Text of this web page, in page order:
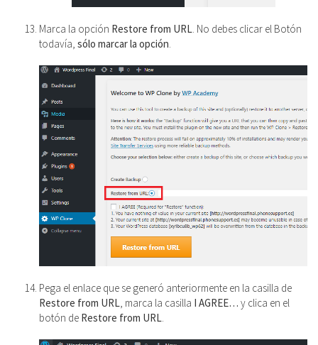
Marca la opción Restore from URL . No debes clicar el Botón
todavía, sólo marcar la opción
Pega el enlace que se generó anteriormente en la casilla de
Restore from URL, marca la casilla I AGREE… y clica en el
botón de Restore from URL.